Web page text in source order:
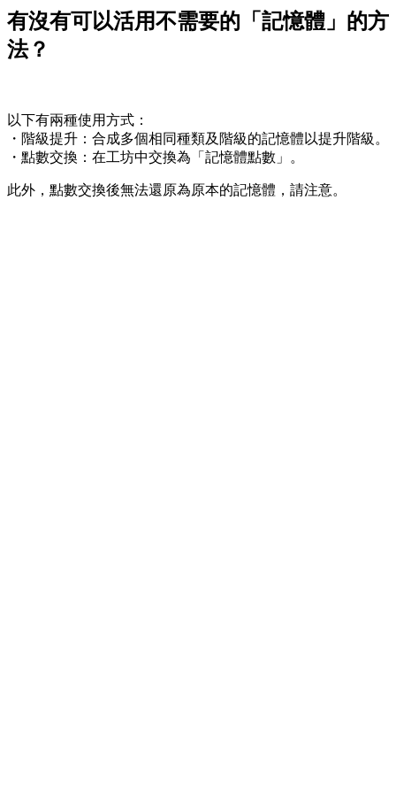
有沒有可以活用不需要的「記憶體」的方
法？
以下有兩種使用方式：
・階級提升：合成多個相同種類及階級的記憶體以提升階級。
・點數交換：在工坊中交換為「記憶體點數」。
此外，點數交換後無法還原為原本的記憶體，請注意。